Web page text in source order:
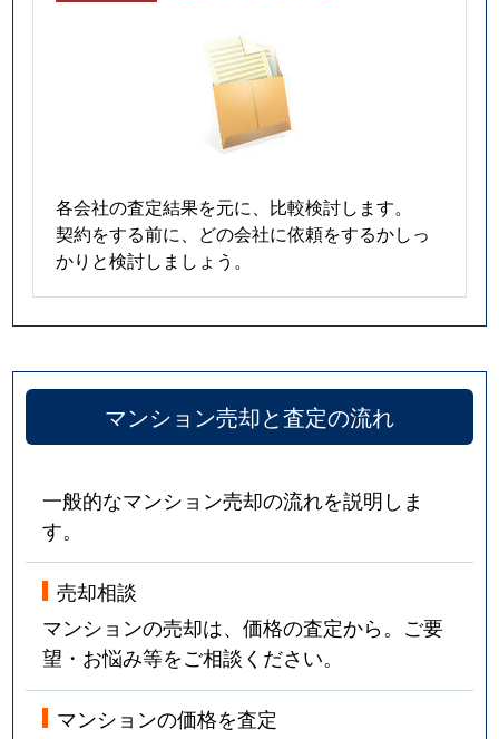
各会社の査定結果を元に、比較検討します。
契約をする前に、どの会社に依頼をするかしっ
かりと検討しましょう。
マンション売却と査定の流れ
一般的なマンション売却の流れを説明しま
す。
売却相談
マンションの売却は、価格の査定から。ご要
望・お悩み等をご相談ください。
マンションの価格を査定